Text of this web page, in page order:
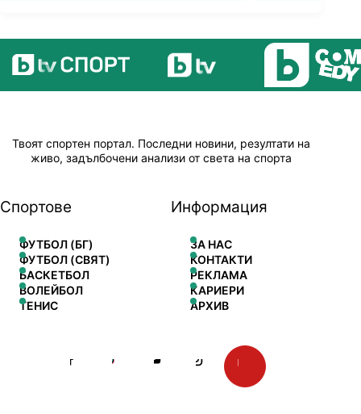
Твоят спортен портал. Последни новини, резултати на
живо, задълбочени анализи от света на спорта
Спортове
ФУТБОЛ (БГ)
ФУТБОЛ (СВЯТ)
БАСКЕТБОЛ
ВОЛЕЙБОЛ
ТЕНИС
Информация
ЗА НАС
КОНТАКТИ
РЕКЛАМА
КАРИЕРИ
АРХИВ